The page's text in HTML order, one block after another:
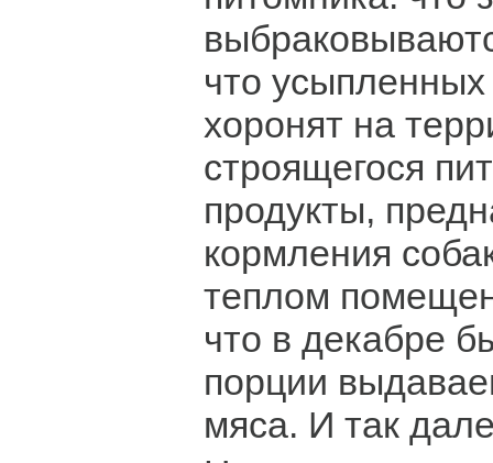
что
хоронят на
строящегося
продукты,
кормления
теплом
что в декабре
порции
мяса. И так